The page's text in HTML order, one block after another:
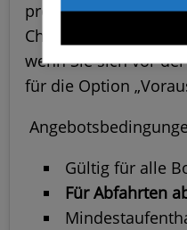
profitieren Sie sofort
Charterpreis sowie
wenn Sie sich vor
für die Option
Gültig für alle
Für Abfahrten